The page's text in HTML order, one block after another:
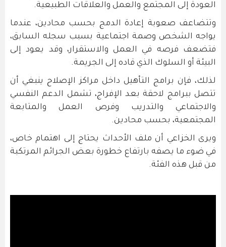
العودة إلى المجتمع والعمل والعلاقات الطبيعية.
وتتضاعف صعوبة إعادة الدمج بحسب محادين، عندما
يواجه الشخص وصمة اجتماعية بسبب سجله السابق،
فتضعف فرصه في العمل والاستقرار، وقد يعود إلى
البيئة أو السلوك الذي قاده إلى الجريمة.
لذلك، فإن برامج التأهيل داخل مراكز الإصلاح ينبغي أن
تتصل ببرامج لاحقة بعد الإفراج، تشمل الدعم النفسي
والاجتماعي والتدريب وفرص العمل والمتابعة
المجتمعية، بحسب محادين.
ويرى الخزاعي أن ملف الأحداث يحتاج إلى اهتمام خاص،
في ضوء ما يصفه بارتفاع خطورة بعض الجرائم المرتكبة
من قبل هذه الفئة.